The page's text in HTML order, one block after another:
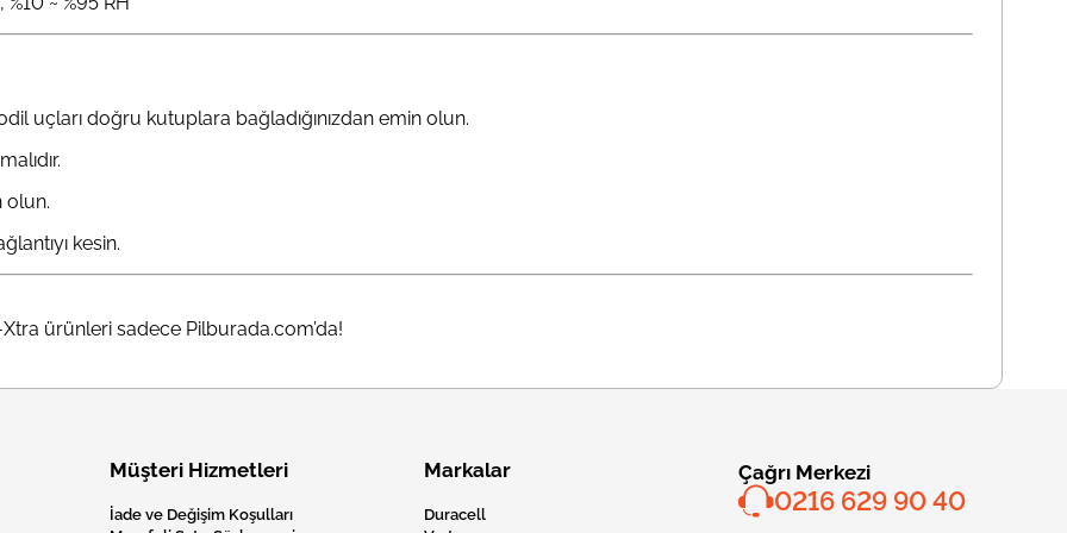
uçları doğru kutuplara bağladığınızdan emin olun.
olun.
kesin.
ürünleri sadece Pilburada.com’da!
Müşteri Hizmetleri
İade ve Değişim Koşulları
Markalar
Duracell
Çağrı Merkezi
0216 629 90 40